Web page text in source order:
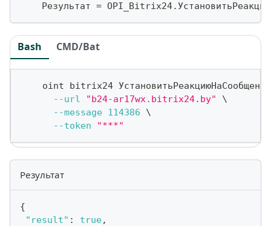
    Результат
= OPI_Bitrix24.
Bash CMD/Bat
oint bitrix24
--url
"b24-ar17wx.bitrix24.by"
\
--message 114386
\
--token
"***"
Результат
{
"result" : true,